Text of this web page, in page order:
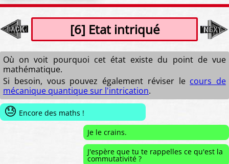
[6] Etat intriqué
Où on voit pourquoi cet état existe du point de vue
mathématique.
Si besoin, vous pouvez également réviser le cours de
mécanique quantique sur l'intrication.
😓 Encore des maths !
Je le crains.
J'espère que tu te rappelles ce qu'est la
commutativité ?